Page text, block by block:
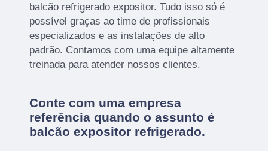
balcão refrigerado expositor. Tudo isso só é
possível graças ao time de profissionais
especializados e as instalações de alto
padrão. Contamos com uma equipe altamente
treinada para atender nossos clientes.
Conte com uma empresa
referência quando o assunto é
balcão expositor refrigerado.